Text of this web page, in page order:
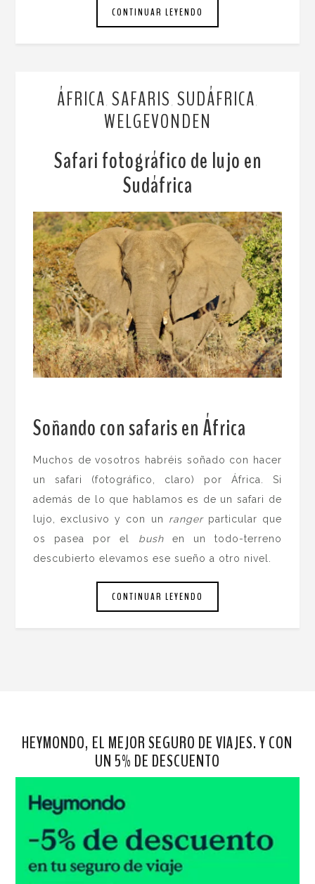
CONTINUAR LEYENDO
ÁFRICA SAFARIS SUDÁFRICA
WELGEVONDEN
Safari fotográfico de lujo en
Sudáfrica
Soñando con safaris en África
Muchos de vosotros habréis soñado con hacer
un safari (fotográfico, claro) por África. Si
además de lo que hablamos es de un safari de
lujo, exclusivo y con un rangerparticular que
os pasea por el bush en un todo-terreno
descubierto elevamos ese sueño a otro nivel.
CONTINUAR LEYENDO
HEYMONDO, EL MEJOR SEGURO DE VIAJES. Y CON
UN 5% DE DESCUENTO